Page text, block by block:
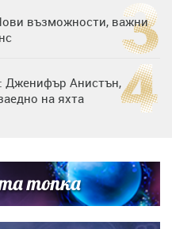
възможности, важни
Дженифър Анистън,
на яхта
с песен
с любимия и двете
топка